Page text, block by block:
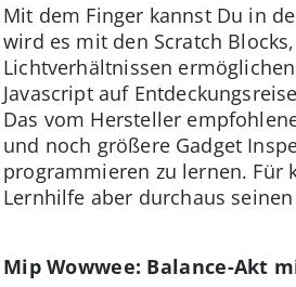
Mit dem Finger kannst Du in
wird es mit den Scratch
Lichtverhältnissen
Javascript auf
Das vom Hersteller
und noch größere Gadget
programmieren zu lernen. Für
Lernhilfe aber durchaus
Mip Wowwee: Balance-Akt